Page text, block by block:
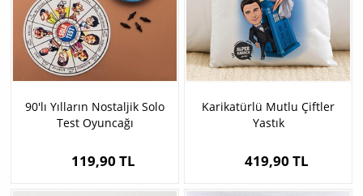
90'lı Yılların Nostaljik Solo
Test Oyuncağı
119,90 TL
Karikatürlü Mutlu Çiftler
Yastık
419,90 TL